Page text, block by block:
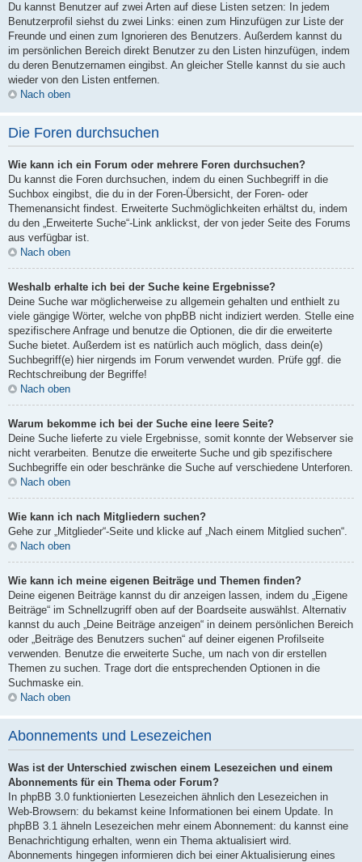
Du kannst Benutzer auf zwei Arten auf diese Listen setzen: In jedem
Benutzerprofil siehst du zwei Links: einen zum Hinzufügen zur Liste der
Freunde und einen zum Ignorieren des Benutzers. Außerdem kannst du
im persönlichen Bereich direkt Benutzer zu den Listen hinzufügen, indem
du deren Benutzernamen eingibst. An gleicher Stelle kannst du sie auch
wieder von den Listen entfernen.
Nach oben
Die Foren durchsuchen
Wie kann ich ein Forum oder mehrere Foren durchsuchen?
Du kannst die Foren durchsuchen, indem du einen Suchbegriff in die
Suchbox eingibst, die du in der Foren-Übersicht, der Foren- oder
Themenansicht findest. Erweiterte Suchmöglichkeiten erhältst du, indem
du den „Erweiterte Suche“-Link anklickst, der von jeder Seite des Forums
aus verfügbar ist.
Nach oben
Weshalb erhalte ich bei der Suche keine Ergebnisse?
Deine Suche war möglicherweise zu allgemein gehalten und enthielt zu
viele gängige Wörter, welche von phpBB nicht indiziert werden. Stelle eine
spezifischere Anfrage und benutze die Optionen, die dir die erweiterte
Suche bietet. Außerdem ist es natürlich auch möglich, dass dein(e)
Suchbegriff(e) hier nirgends im Forum verwendet wurden. Prüfe ggf. die
Rechtschreibung der Begriffe!
Nach oben
Warum bekomme ich bei der Suche eine leere Seite?
Deine Suche lieferte zu viele Ergebnisse, somit konnte der Webserver sie
nicht verarbeiten. Benutze die erweiterte Suche und gib spezifischere
Suchbegriffe ein oder beschränke die Suche auf verschiedene Unterforen.
Nach oben
Wie kann ich nach Mitgliedern suchen?
Gehe zur „Mitglieder“-Seite und klicke auf „Nach einem Mitglied suchen“.
Nach oben
Wie kann ich meine eigenen Beiträge und Themen finden?
Deine eigenen Beiträge kannst du dir anzeigen lassen, indem du „Eigene
Beiträge“ im Schnellzugriff oben auf der Boardseite auswählst. Alternativ
kannst du auch „Deine Beiträge anzeigen“ in deinem persönlichen Bereich
oder „Beiträge des Benutzers suchen“ auf deiner eigenen Profilseite
verwenden. Benutze die erweiterte Suche, um nach von dir erstellen
Themen zu suchen. Trage dort die entsprechenden Optionen in die
Suchmaske ein.
Nach oben
Abonnements und Lesezeichen
Was ist der Unterschied zwischen einem Lesezeichen und einem
Abonnements für ein Thema oder Forum?
In phpBB 3.0 funktionierten Lesezeichen ähnlich den Lesezeichen in
Web-Browsern: du bekamst keine Informationen bei einem Update. In
phpBB 3.1 ähneln Lesezeichen mehr einem Abonnement: du kannst eine
Benachrichtigung erhalten, wenn ein Thema aktualisiert wird.
Abonnements hingegen informieren dich bei einer Aktualisierung eines